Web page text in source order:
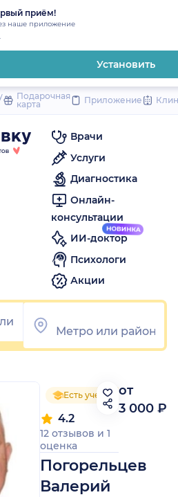
приём!
наше приложение
Установить
Подарочная
карта
Приложение
Врачи
Услуги
Диагностика
Онлайн-
консультации
ИИ-доктор
Психологи
Акции
Есть ученая степень
Погорельцев
Валерий
4.2
12 отзывов и 1
оценка
от
3 000 ₽